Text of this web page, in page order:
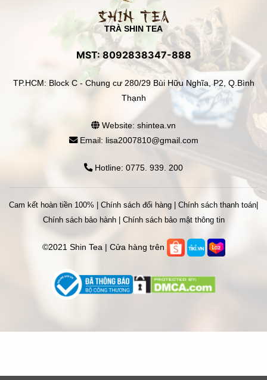
TRÀ SHIN TEA
MST: 8092838347-888
TP.HCM: Block C - Chung cư 280/29 Bùi Hữu Nghĩa, P2, Q.Bình
Thạnh
Website: shintea.vn
Email: lisa2007810@gmail.com
Hotline: 0775. 939. 200
Cam kết hoàn tiền 100% Chính sách đổi hàng Chính sách thanh toán
Chính sách bảo hành| Chính sách bảo mật thông tin
©2021 Shin Tea | Cửa hàng trên